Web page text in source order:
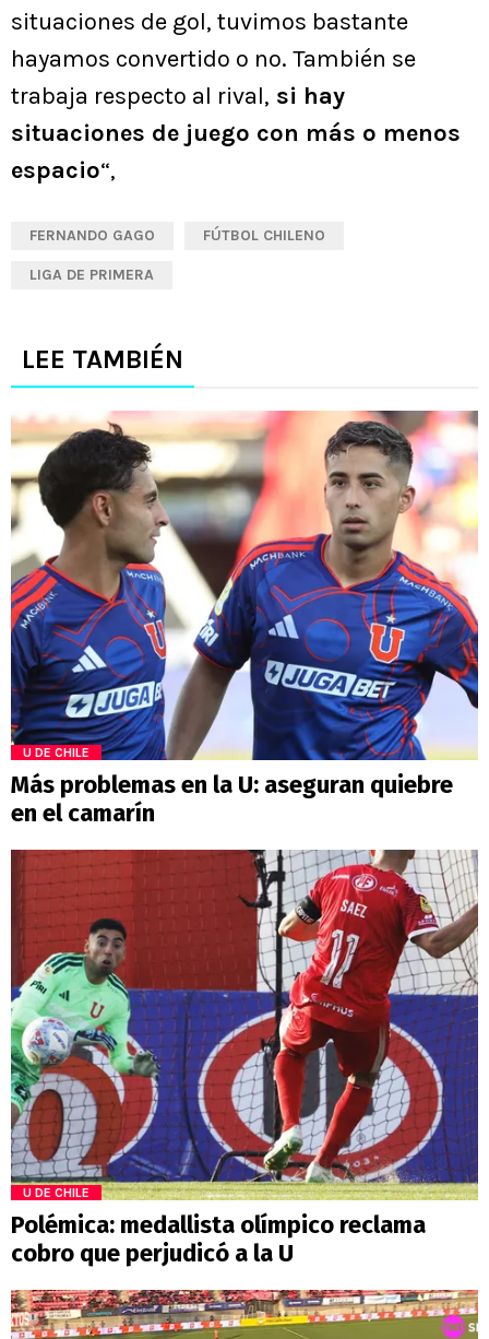
situaciones de gol, tuvimos bastante
hayamos convertido o no. También se
trabaja respecto al rival, si hay
situaciones de juego con más o menos
espacio“,
FERNANDO GAGO FÚTBOL CHILENO
LIGA DE PRIMERA
LEE TAMBIÉN
U DE CHILE
Más problemas en la U: aseguran quiebre
en el camarín
U DE CHILE
Polémica: medallista olímpico reclama
cobro que perjudicó a la U